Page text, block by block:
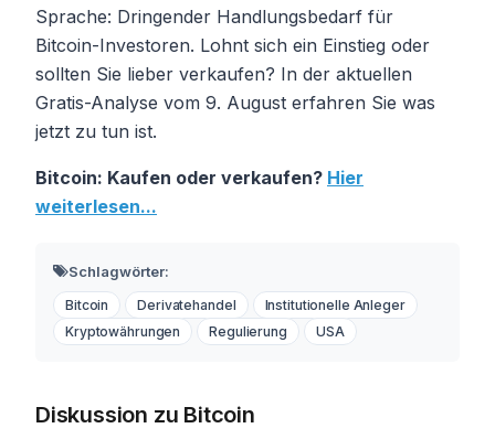
Sprache: Dringender Handlungsbedarf für
Bitcoin-Investoren. Lohnt sich ein Einstieg oder
sollten Sie lieber verkaufen? In der aktuellen
Gratis-Analyse vom 9. August erfahren Sie was
jetzt zu tun ist.
Bitcoin: Kaufen oder verkaufen? Hier
weiterlesen...
Schlagwörter:
Bitcoin Derivatehandel
Institutionelle Anleger
Kryptowährungen
Regulierung USA
Diskussion zu Bitcoin